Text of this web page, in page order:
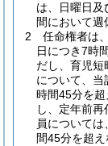
は、日曜日及
間において週
2
任命権者は
日につき7時
だし、育児短
について、当
時間45分を
し、定年前
員について
間45分を超